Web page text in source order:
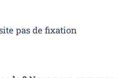
pas de fixation